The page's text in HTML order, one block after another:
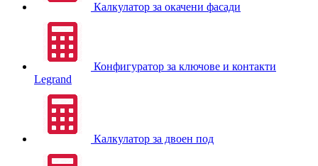
Калкулатор за окачени фасади
Конфигуратор за ключове и контакти
Legrand
Калкулатор за двоен под